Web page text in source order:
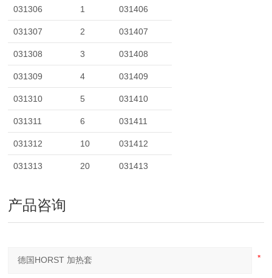
031306 1 031406
031307 2 031407
031308 3 031408
031309 4 031409
031310 5 031410
031311 6 031411
031312 10 031412
031313 20 031413
产品咨询